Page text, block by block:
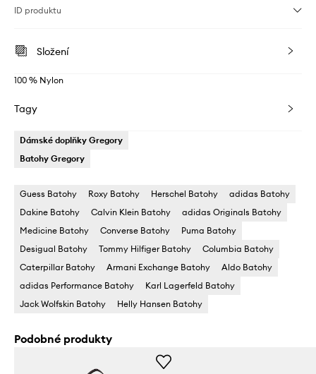
ID produktu
Složení
100 % Nylon
Tagy
Dámské doplňky Gregory
Batohy Gregory
Guess Batohy Roxy Batohy Herschel Batohy
adidas Batohy
Dakine Batohy
Calvin Klein Batohy
adidas Originals Batohy
Medicine Batohy
Converse Batohy
Puma Batohy
Desigual Batohy
Tommy Hilfiger Batohy
Columbia Batohy
Caterpillar Batohy
Armani Exchange Batohy
Aldo Batohy
adidas Performance Batohy
Karl Lagerfeld Batohy
Jack Wolfskin Batohy
Helly Hansen Batohy
Podobné produkty